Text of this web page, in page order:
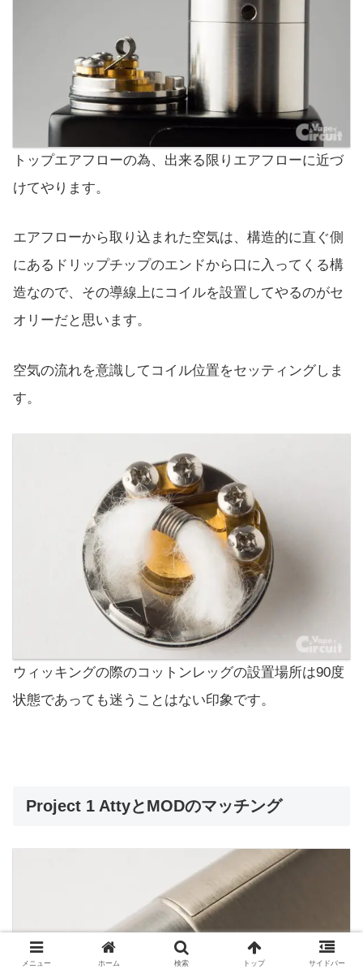
トップエアフローの為、出来る限りエアフローに近づ
けてやります。
エアフローから取り込まれた空気は、構造的に直ぐ側
にあるドリップチップのエンドから口に入ってくる構
造なので、その導線上にコイルを設置してやるのがセ
オリーだと思います。
空気の流れを意識してコイル位置をセッティングしま
す。
ウィッキングの際のコットンレッグの設置場所は90度
状態であっても迷うことはない印象です。
Project 1 AttyとMODのマッチング
メニュー ホーム 検索 トップ サイドバー